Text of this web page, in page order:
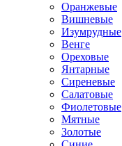
Оранжевые
Вишневые
Изумрудные
Венге
Ореховые
Янтарные
Сиреневые
Салатовые
Фиолетовые
Мятные
Золотые